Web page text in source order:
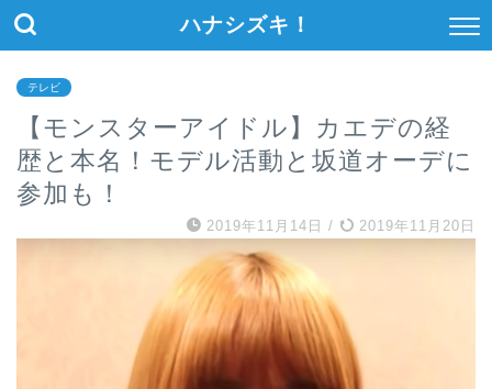
ハナシズキ！
テレビ
【モンスターアイドル】カエデの経
歴と本名！モデル活動と坂道オーデに
参加も！
2019年11月14日 / 2019年11月20日